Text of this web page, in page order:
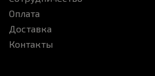
Оплата
Доставка
Контакты